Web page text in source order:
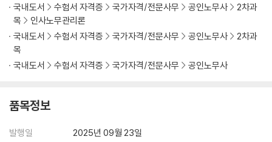
Ⅱ. 인적자원스태프의 역할모형-울리히(Ulrich) 59
Ⅲ. 인적자원관리 부서 역할의 진화 61
제2장 인적자원 정보시스템과 e-HRM 62
제1절 인적자원 정보시스템에 대한 이해 62
Ⅱ. e-HRM의 특징 65
Ⅳ. e-HRM의 활용영역 66
국내도서
수험서 자격증 국가자격/전문사무 공인노무사
2차과
목
인사노무관리론
국내도서
수험서 자격증 국가자격/전문사무 공인노무사
2차과
목
국내도서
수험서 자격증 국가자격/전문사무 공인노무사
품목정보
발행일
2025년 09월 23일